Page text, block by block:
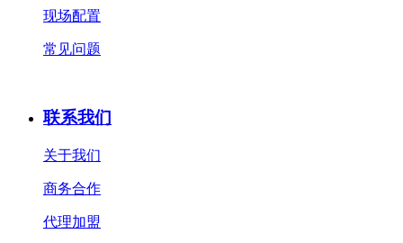
现场配置
常见问题
联系我们
关于我们
商务合作
代理加盟